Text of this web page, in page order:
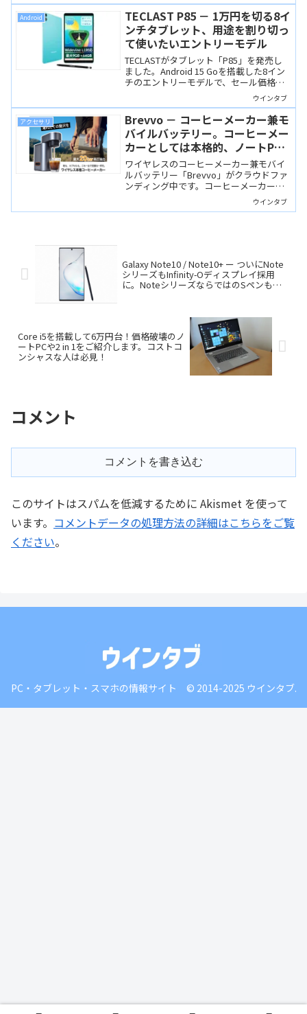
Android
TECLAST P85 － 1万円を切る8イ
ンチタブレット、用途を割り切っ
て使いたいエントリーモデル
TECLASTがタブレット「P85」を発売し
ました。Android 15 Goを搭載した8イン
チのエントリーモデルで、セール価格
9,900円と低価格です。動画視聴やお子さ
ん用といった割り切った使い方に向きま
す。
ウインタブ
アクセサリ
Brevvo － コーヒーメーカー兼モ
バイルバッテリー。コーヒーメー
カーとしては本格的、ノートPC
の充電も可能
ワイヤレスのコーヒーメーカー兼モバイ
ルバッテリー「Brevvo」がクラウドファ
ンディング中です。コーヒーメーカーと
しては本格的で、モバイルバッテリーと
してはノートPCの充電も可能。ツッコミ
ウインタブ
Galaxy Note10 / Note10+ ー ついにNote
シリーズもInfinity-Oディスプレイ採用
に。NoteシリーズならではのSペンもさ
Core i5を搭載して6万円台！価格破壊のノ
ートPCや2 in 1をご紹介します。コストコ
ンシャスな人は必見！
コメント
コメントを書き込む
このサイトはスパムを低減するために Akismet を使って
います。 コメントデータの処理方法の詳細はこちらをご覧
ください。
PC・タブレット・スマホの情報サイト © 2014-2025 ウインタブ.